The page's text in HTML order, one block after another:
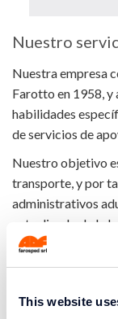
This website
Nuestro
Nuestra empresa
Farotto en 1958, y
habilidades
de servicios de
Nuestro objetivo
transporte, y por
administrativos
actualizado de la
tenemos un
ayudarte en los